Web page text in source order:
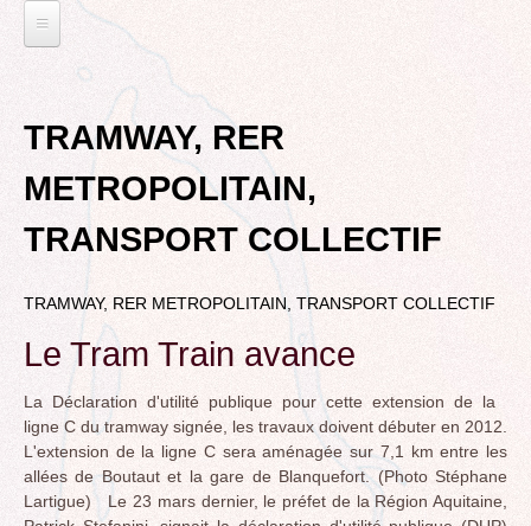
L'EAU ET LES DECHETS
ECONOMIE D’EAU, SAGE, SÉCHERESSE
LA GESTION DES DECHETS
CONTRAT DE L'EAU, POLLUTIONS DIVERSES
ELECTIONS
MUNICIPALES 2014
DÉPARTEMENTALES 2015
MUNICIPALES 2020
RUBRIQUE EN CHANTIER ET A COMPLETER
TRANSITION ECOLOGIQUE
RUBRIQUE EN CHANTIER
LA LUTTE CONTRE L’AFFICHAGE
PUBLICITAIRE
AGENDA 21
BIODIVERSITE, ENVIRONNEMENT, URBANISME
VOIRIE DOMAINE PUBLIC À MÉRIGNAC
LE TRAMWAY REJOINT L'AÉROPORT DE
BORDEAUX MÉRIGNAC : INAUGURATION,
REVUE DE PRESSE
POLITIQUE CYCLABLE, MARCHE
GRAND CONTOURNEMENT DE BORDEAUX
TRAMWAY, RER METROPOLITAIN, TRANSPORT
COLLECTIF
ROCADE VDO
MÉRIGNAC
POINT DE VUE
VIE POLITIQUE
L’ACTION POLITIQUE À MÉRIGNAC
BORDEAUX METROPOLE
EMPLOI, SOLIDARITES
ELECTIONS, RUBRIQUES DIVERSES, PETITES
PHRASES..
to
top
TRAMWAY, RER
METROPOLITAIN,
TRANSPORT COLLECTIF
TRAMWAY, RER METROPOLITAIN, TRANSPORT COLLECTIF
Le Tram Train avance
La Déclaration d'utilité publique pour cette extension de la
ligne C du tramway signée, les travaux doivent débuter en 2012.
L'extension de la ligne C sera aménagée sur 7,1 km entre les
allées de Boutaut et la gare de Blanquefort. (Photo Stéphane
Lartigue) Le 23 mars dernier, le préfet de la Région Aquitaine,